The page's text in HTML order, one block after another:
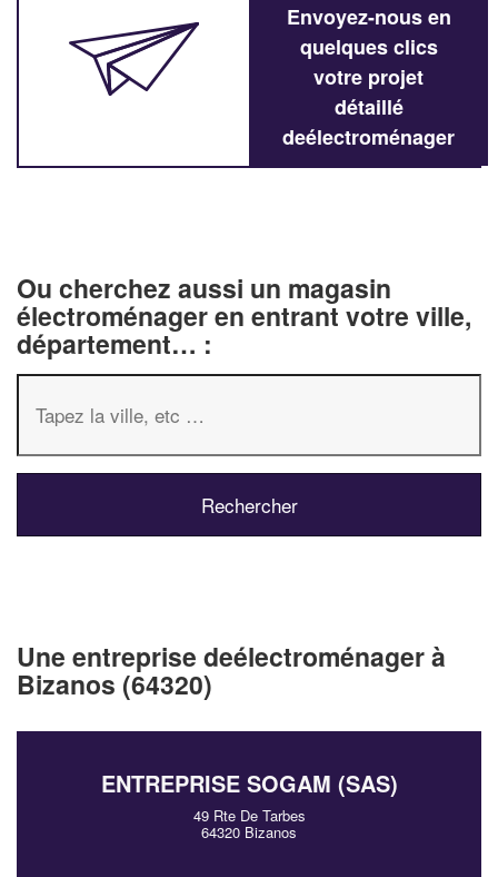
Envoyez-nous en
quelques clics
votre projet
détaillé
deélectroménager
Ou cherchez aussi un magasin
électroménager en entrant votre ville,
département… :
Une entreprise deélectroménager à
Bizanos (64320)
ENTREPRISE SOGAM (SAS)
49 Rte De Tarbes
64320 Bizanos
✕
Vous êtes un
vosmargestout en
nouveaux clients!
En savoir